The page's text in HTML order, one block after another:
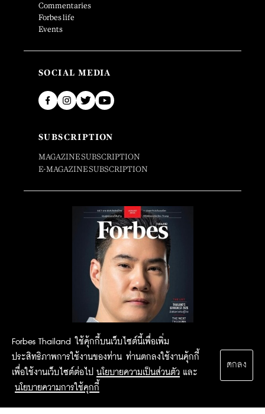
Forbes Thailand ใช้คุ้กกี้บนเว็บไซต์นี้เพื่อเพิ่ม
ประสิทธิภาพการใช้งานของท่าน ท่านตกลงใช้งานคุ้กกี้
เพื่อใช้งานเว็บไซต์ต่อไป นโยบายความเป็นส่วนตัว และ
นโยบายความการใช้คุกกี้
ตกลง
Commentaries
Forbes life
Events
SOCIAL MEDIA
SUBSCRIPTION
MAGAZINE SUBSCRIPTION
E-MAGAZINE SUBSCRIPTION
2015 Forbesthailand.com ALL RIGHTS RESERVED